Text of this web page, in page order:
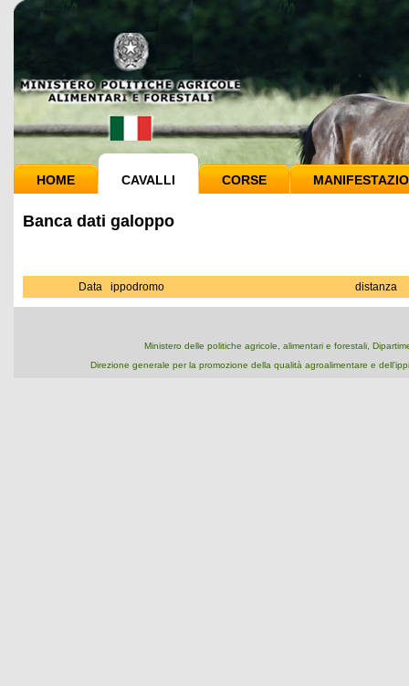
HOME CAVALLI CORSE
Banca dati galoppo
Data ippodromo distanza
Ministero delle politiche agricole, alimentari e forestali,
Direzione generale per la promozione della qualità agroalimentare e